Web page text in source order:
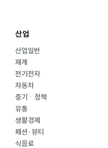
산업
산업일반
재계
전기전자
자동차
중기ㆍ정책
유통
생활경제
패션·뷰티
식음료